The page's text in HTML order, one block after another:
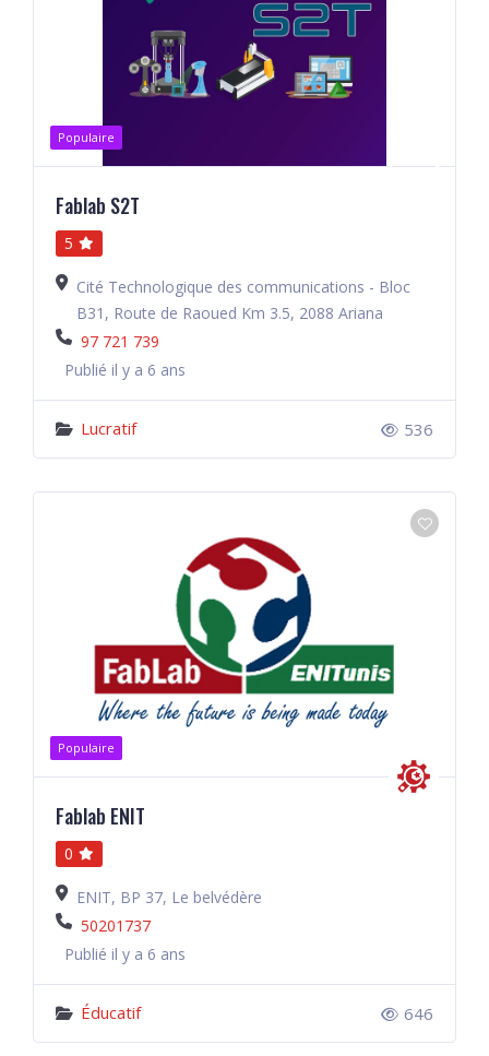
Populaire
Fablab S2T
5
Cité Technologique des communications - Bloc
B31, Route de Raoued Km 3.5, 2088 Ariana
97 721 739
Publié il y a 6 ans
Lucratif 536
Populaire
Fablab ENIT
0
ENIT, BP 37, Le belvédère
50201737
Publié il y a 6 ans
Éducatif 646